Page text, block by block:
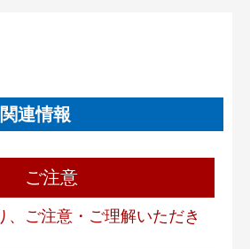
連情報
ご注意
、ご注意・ご理解いただき